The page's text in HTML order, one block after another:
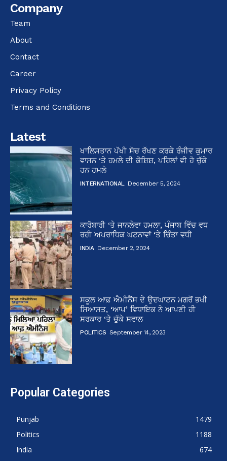
Company
Team
About
Contact
Career
Privacy Policy
Terms and Conditions
Latest
ਖਾਲਿਸਤਾਨ ਪੱਖੀ ਸੋਚ ਰੱਖਣ ਕਰਕੇ ਰੰਜੀਵ ਕੁਮਾਰ
ਵਾਸਨ ‘ਤੇ ਹਮਲੇ ਦੀ ਕੋਸ਼ਿਸ਼, ਪਹਿਲਾਂ ਵੀ ਹੋ ਚੁੱਕੇ
ਹਨ ਹਮਲੇ
INTERNATIONAL December 5, 2024
ਕਾਰੋਬਾਰੀ ‘ਤੇ ਜਾਨਲੇਵਾ ਹਮਲਾ, ਪੰਜਾਬ ਵਿੱਚ ਵਧ
ਰਹੀ ਅਪਰਾਧਿਕ ਘਟਨਾਵਾਂ ‘ਤੇ ਚਿੰਤਾ ਵਧੀ
INDIA December 2, 2024
ਸਕੂਲ ਆਫ਼ ਐਮੀਨੈਂਸ ਦੇ ਉਦਘਾਟਨ ਮਗਰੋਂ ਭਖੀ
ਸਿਆਸਤ, ‘ਆਪ’ ਵਿਧਾਇਕ ਨੇ ਆਪਣੀ ਹੀ
ਸਰਕਾਰ ‘ਤੇ ਚੁੱਕੇ ਸਵਾਲ
POLITICS September 14, 2023
Popular Categories
Punjab
1479
Politics
1188
India
674